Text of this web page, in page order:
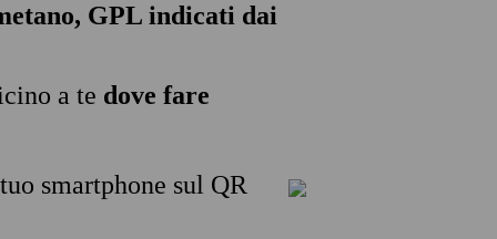
GPL indicati dai
a te dove fare
smartphone sul QR